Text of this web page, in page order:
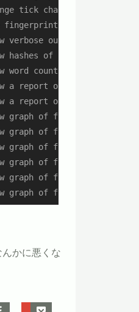
tick character from
fingerprinting to remove
verbose output
hashes of log files with
word count for given word
a report of entries from
a report of entries from
graph of first 60 seconds
graph of first 60 minutes
graph of first 24 hours
graph of first 31 days
graph of first 12 months
graph of first 10 years
かに悪くな